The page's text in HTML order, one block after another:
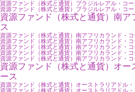
資源ファンド（株式と通貨）ブラジルレアル・コ
資源ファンド（株式と通貨）ブラジルレアル・コ
資源ファンド（株式と通貨）南ア
ス
資源ファンド（株式と通貨）南アフリカランド・
資源ファンド（株式と通貨）南アフリカランド・
資源ファンド（株式と通貨）南アフリカランド・
資源ファンド（株式と通貨）南アフリカランド・
資源ファンド（株式と通貨）南アフリカランド・
資源ファンド（株式と通貨）オー
ース
資源ファンド（株式と通貨）オーストラリアドル
資源ファンド（株式と通貨）オーストラリアドル